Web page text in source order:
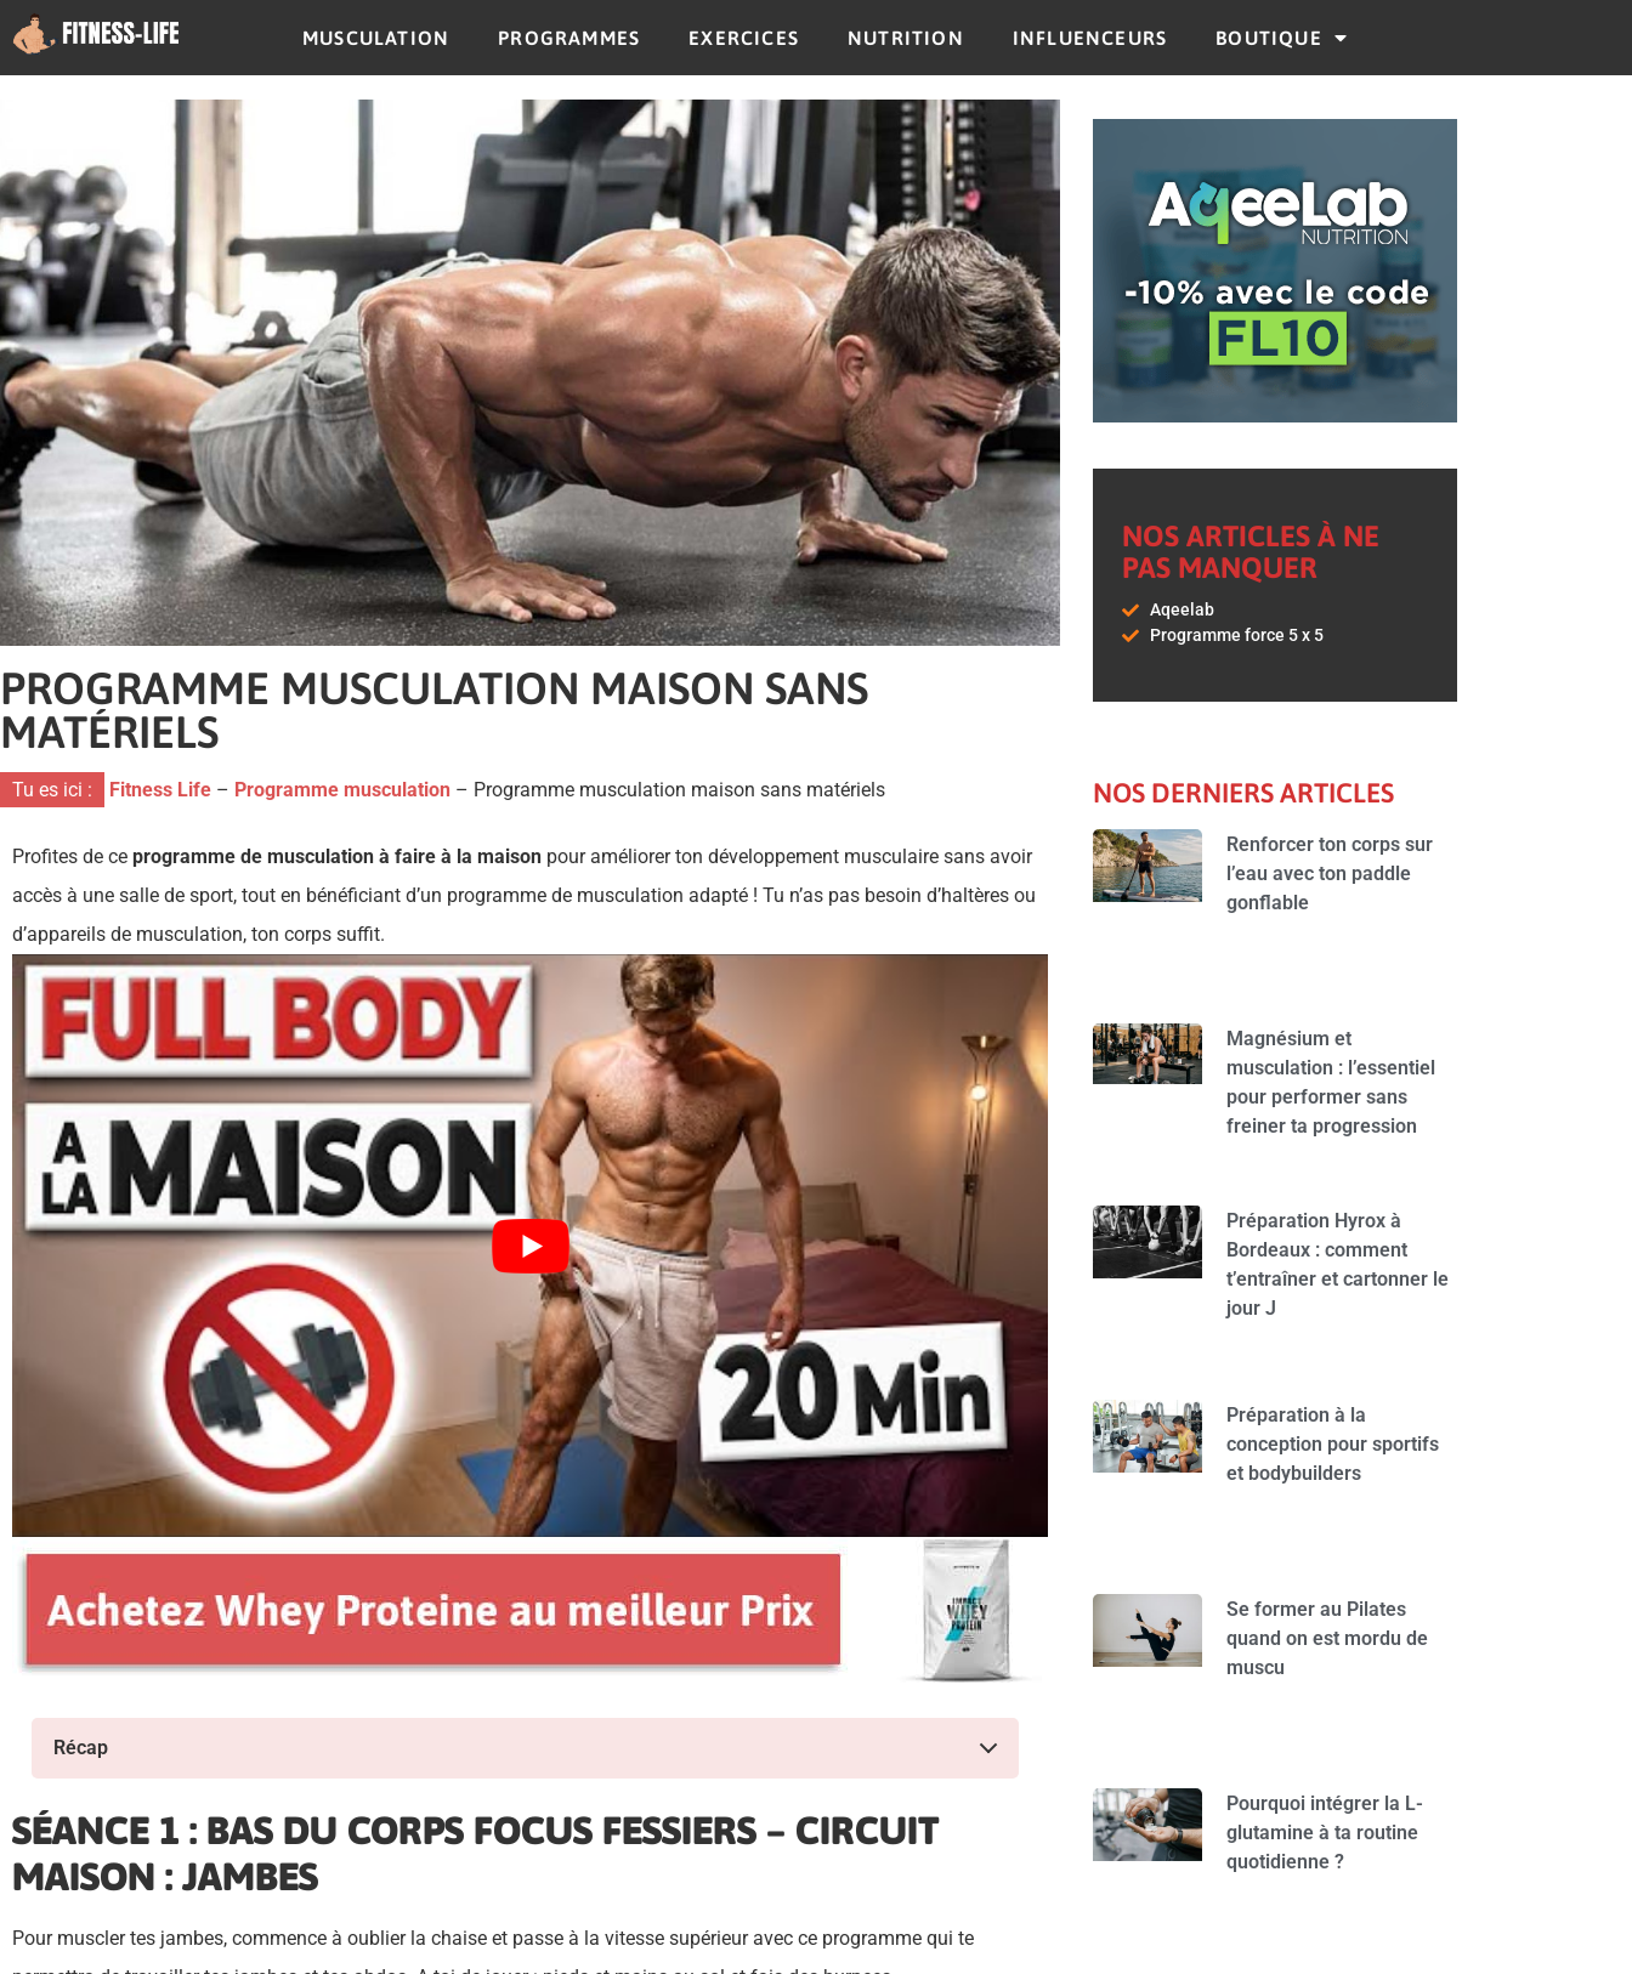
MUSCULATION PROGRAMMES EXERCICES NUTRITION INFLUENCEURS BOUTIQUE
PROGRAMME MUSCULATION MAISON SANS
MATÉRIELS
Tu es ici : Fitness Life – Programme musculation – Programme musculation maison sans matériels
Profites de ce programme de musculation à faire à la maison pour améliorer ton développement musculaire sans avoir
accès à une salle de sport, tout en bénéficiant d’un programme de musculation adapté ! Tu n’as pas besoin d’haltères ou
d’appareils de musculation, ton corps suffit.
Récap
SÉANCE 1 : BAS DU CORPS FOCUS FESSIERS – CIRCUIT
MAISON : JAMBES
Pour muscler tes jambes, commence à oublier la chaise et passe à la vitesse supérieur avec ce programme qui te
NOS ARTICLES À NE
PAS MANQUER
Aqeelab
Programme force 5 x 5
NOS DERNIERS ARTICLES
Renforcer ton corps sur
l’eau avec ton paddle
gonflable
Magnésium et
musculation : l’essentiel
pour performer sans
freiner ta progression
Préparation Hyrox à
Bordeaux : comment
t’entraîner et cartonner le
jour J
Préparation à la
conception pour sportifs
et bodybuilders
Se former au Pilates
quand on est mordu de
muscu
Pourquoi intégrer la L-
glutamine à ta routine
quotidienne ?